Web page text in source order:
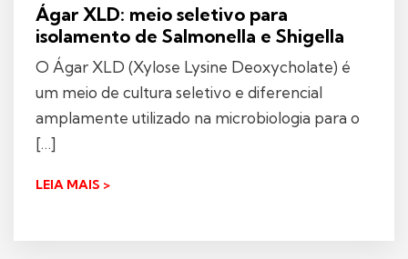
Ágar XLD: meio seletivo para
isolamento de Salmonella e Shigella
O Ágar XLD (Xylose Lysine Deoxycholate) é
um meio de cultura seletivo e diferencial
amplamente utilizado na microbiologia para o
[…]
LEIA MAIS >